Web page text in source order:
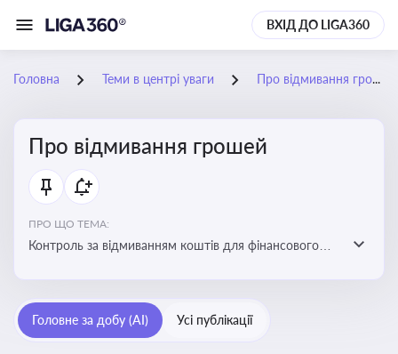
ВХІД ДО LIGA360
Головна Теми в центрі уваги Про відмивання грошей
Про відмивання грошей
ПРО ЩО ТЕМА:
Контроль за відмиванням коштів для фінансового
сплати податків. Вбудовування AML у договори та
Головне за добу (AI) Усі публікації